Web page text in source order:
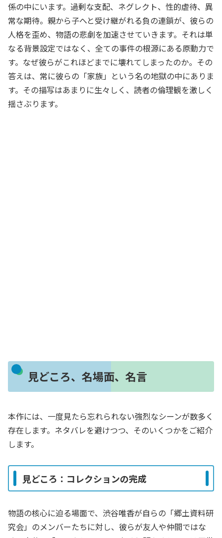
係の中にいます。過剰な支配、ネグレクト、性的虐待、異
常な期待。親から子へと受け継がれる負の連鎖が、彼らの
人格を歪め、物語の悲劇を加速させていきます。それは単
なる背景設定ではなく、全ての事件の根源にある原動力で
す。なぜ彼らがこれほどまでに壊れてしまったのか。その
答えは、常に彼らの「家族」という名の地獄の中にありま
す。その描写はあまりに生々しく、読者の倫理観を激しく
揺さぶります。
見どころ、名場面、名言
本作には、一度見たら忘れられない強烈なシーンが数多く
存在します。ネタバレを避けつつ、そのいくつかをご紹介
します。
見どころ：コレクションの完成
物語の核心に迫る場面で、渋谷唯香が自らの「郷土資料研
究会」のメンバーたちに対し、彼らが友人や仲間ではな